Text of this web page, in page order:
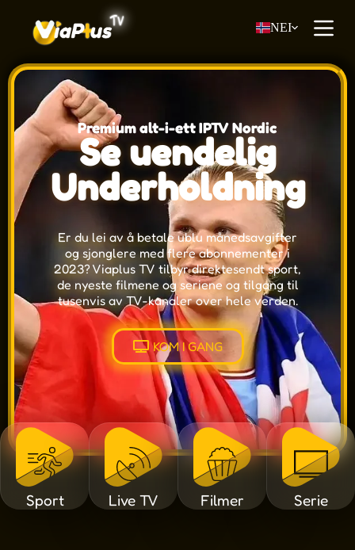
t
n
n
d
e
NEI
Premium alt-i-ett IPTV Nordic
Se uendelig
Underholdning
Er du lei av å betale ublu månedsavgifter
og sjonglere med flere abonnementer i
2023? Viaplus TV tilbyr direktesendt sport,
de nyeste filmene og seriene og tilgang til
tusenvis av TV-kanaler over hele verden.
KOM I GANG
Sport Live TV Filmer Serie